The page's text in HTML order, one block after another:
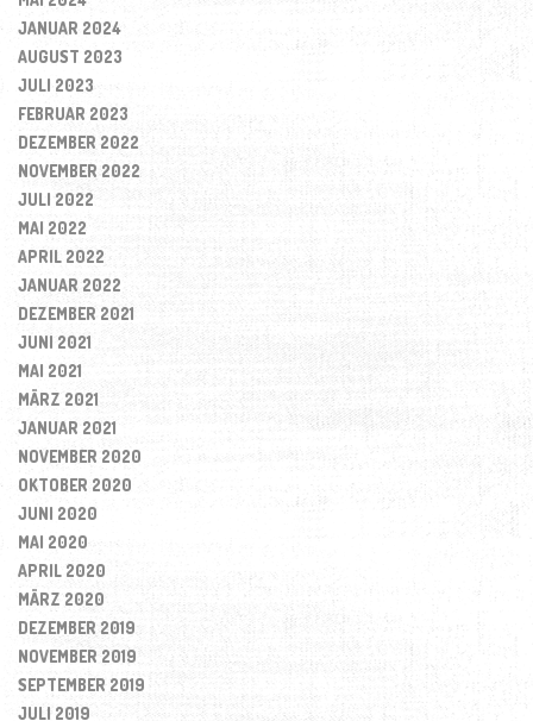
JANUAR 2024
AUGUST 2023
JULI 2023
FEBRUAR 2023
DEZEMBER 2022
NOVEMBER 2022
JULI 2022
MAI 2022
APRIL 2022
JANUAR 2022
DEZEMBER 2021
JUNI 2021
MAI 2021
MÄRZ 2021
JANUAR 2021
NOVEMBER 2020
OKTOBER 2020
JUNI 2020
MAI 2020
APRIL 2020
MÄRZ 2020
DEZEMBER 2019
NOVEMBER 2019
SEPTEMBER 2019
JULI 2019